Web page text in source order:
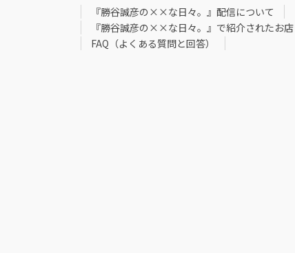
『勝谷誠彦の××な日々。』配信について
『勝谷誠彦の××な日々。』で紹介されたお店
FAQ（よくある質問と回答）